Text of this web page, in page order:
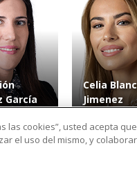
García
Celia
Jimenez
las cookies”, usted acepta
el uso del mismo, y